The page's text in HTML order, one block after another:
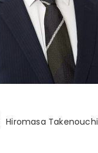
Hiromasa Takenouchi